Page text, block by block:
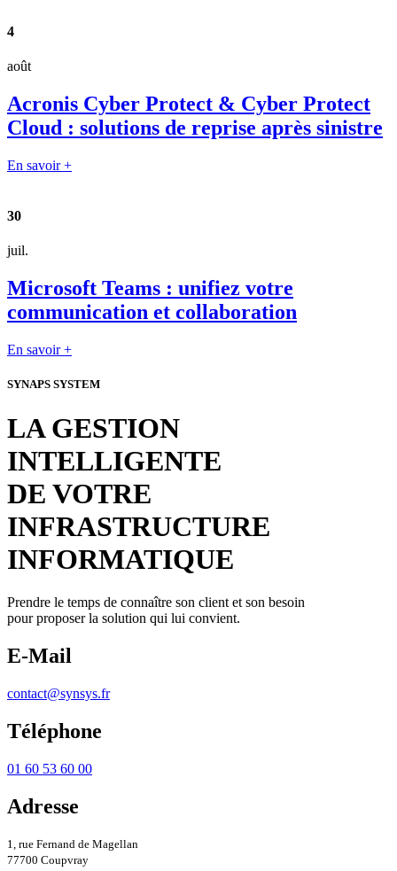
4
août
Acronis Cyber Protect & Cyber Protect
Cloud : solutions de reprise après sinistre
En savoir +
30
juil.
Microsoft Teams : unifiez votre
communication et collaboration
En savoir +
SYNAPS SYSTEM
LA GESTION
INTELLIGENTE
DE VOTRE
INFRASTRUCTURE
INFORMATIQUE
Prendre le temps de connaître son client et son besoin
pour proposer la solution qui lui convient.
E-Mail
contact@synsys.fr
Téléphone
01 60 53 60 00
Adresse
1, rue Fernand de Magellan
77700 Coupvray